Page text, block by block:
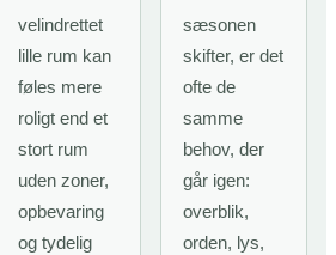
velindrettet
lille rum kan
føles mere
roligt end et
stort rum
uden zoner,
opbevaring
og tydelig
sæsonen
skifter, er det
ofte de
samme
behov, der
går igen:
overblik,
orden, lys,